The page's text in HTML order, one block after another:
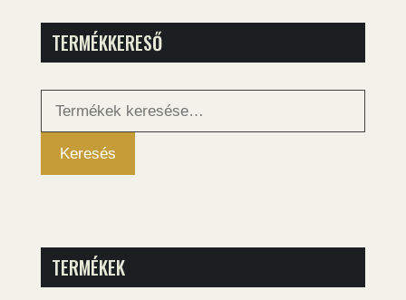
TERMÉKKERESŐ
Keresés
Keresés
TERMÉKEK